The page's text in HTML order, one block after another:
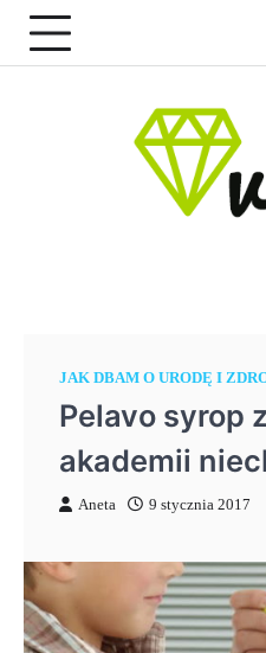
Skip
content
JAK DBAM O URODĘ I
Pelavo syrop
akademii
Aneta 9 stycznia 2017